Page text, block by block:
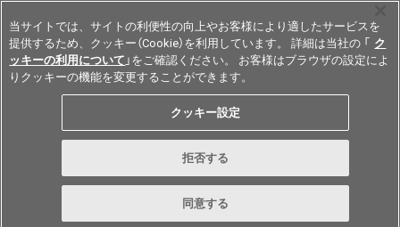
Japan
トラブル解決事例集”The解決” 原因
と対策
当サイトでは、サイトの利便性の向上やお客様により適したサービスを
提供するため、クッキー（Cookie）を利用しています。 詳細は当社の 「 ク
ッキーの利用について 」をご確認ください。 お客様はブラウザの設定によ
りクッキーの機能を変更することができます。
クッキー設定
拒否する
同意する